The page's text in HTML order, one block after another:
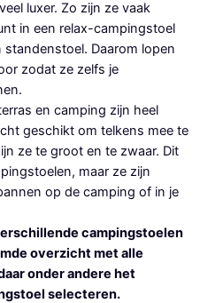
luxer. Zo zijn ze vaak
in een relax-campingstoel
Daarom lopen
zodat ze zelfs je
en camping zijn heel
geschikt om telkens mee te
ze te groot en te zwaar. Dit
maar ze zijn
op de camping of in je
campingstoelen
overzicht met alle
onder andere het
selecteren.